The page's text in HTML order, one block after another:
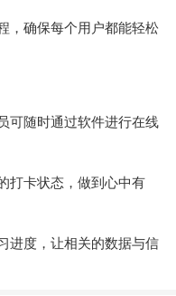
，确保每个用户都能轻松
可随时通过软件进行在线
打卡状态，做到心中有
进度，让相关的数据与信